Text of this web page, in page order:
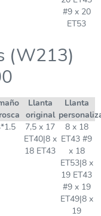
#9 x 20
ET53
(W213)
Llanta
original
Llanta
7,5 x 17
ET40|8 x
18 ET43
8 x 18
ET43 #9
x 18
ET53|8 x
19 ET43
#9 x 19
ET49|8 x
19